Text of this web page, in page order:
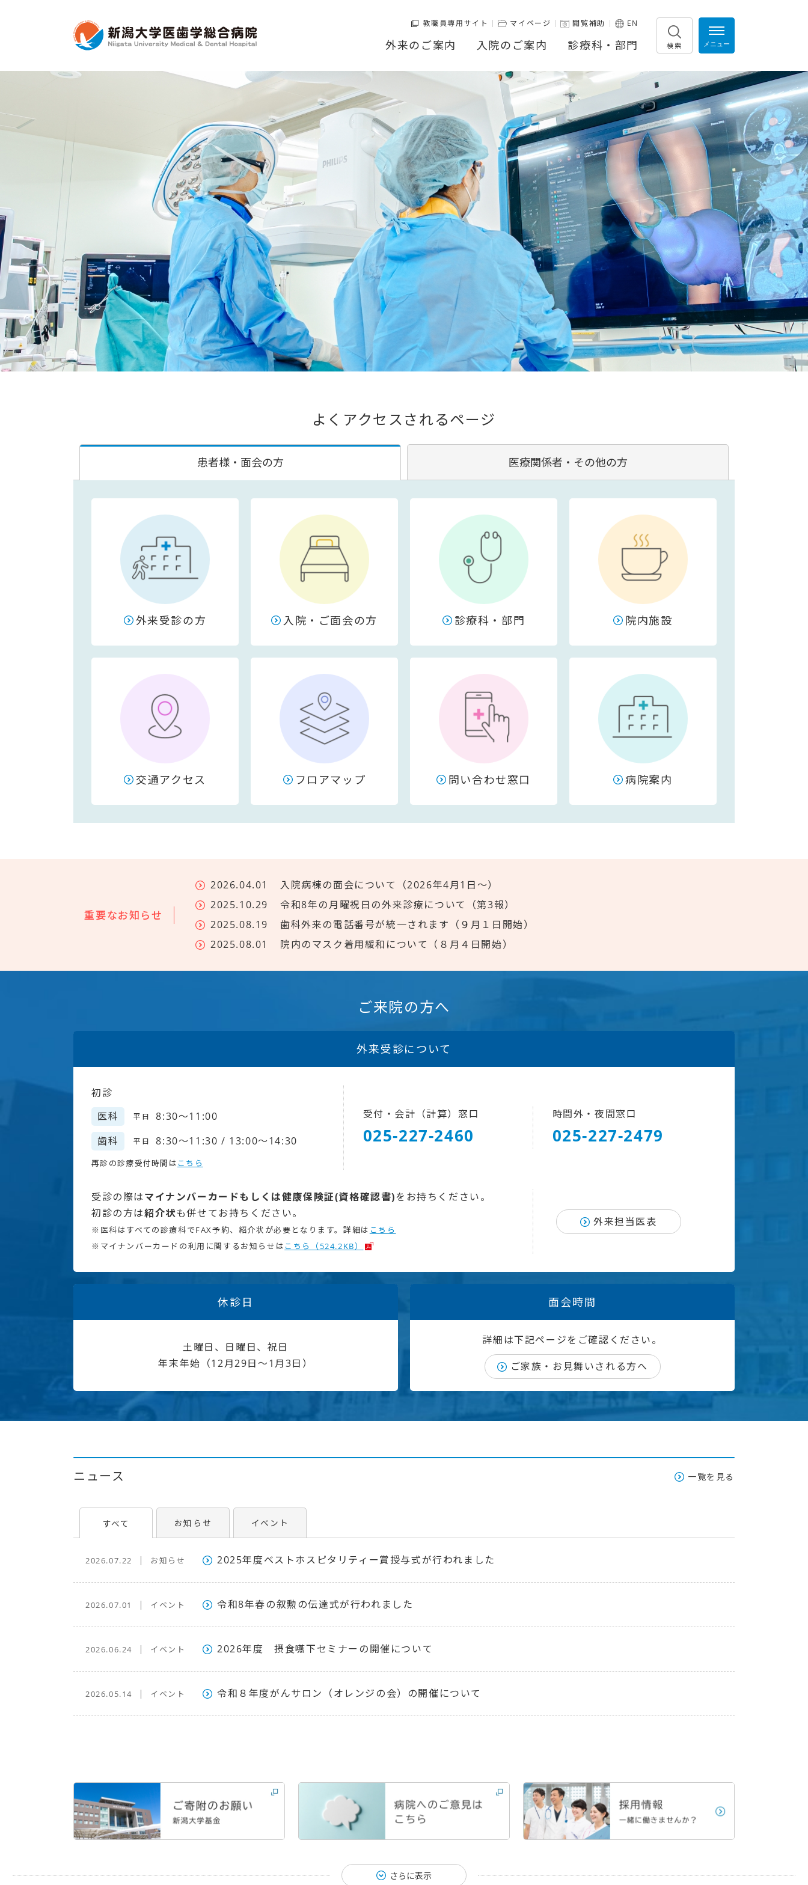
教職員専用サイト マイページ 閲覧補助 EN
外来のご案内 入院のご案内 診療科・部門 検索
よくアクセスされるページ
患者様・面会の方 医療関係者・ その他の方
外来受診の方 入院・ご面会の方 診療科・部門 院内施設
交通アクセス フロアマップ 問い合わせ窓口 病院案内
重要なお知らせ
2026.04.01
入院病棟の面会について（2026年4月1日～）
2025.10.29
令和8年の月曜祝日の外来診療について（第3報）
2025.08.19
歯科外来の電話番号が統一されます（９月１日開始）
2025.08.01
院内のマスク着用緩和について（８月４日開始）
ご来院の方へ
外来受診について
初診
医科
平日
8:30～11:00
歯科
平日 8:30～11:30 / 13:00～14:30
再診の診療受付時間は こちら
受付・会計（計算）窓口
025-227-2460
時間外・夜間窓口
025-227-2479
受診の際はマイナンバーカードもしくは健康保険証(資格確認書)をお持ちください。
初診の方は紹介状も併せてお持ちください。
※医科はすべての診療科でFAX予約、紹介状が必要となります。詳細は こちら
※マイナンバーカードの利用に関するお知らせは こちら（524.2KB）
外来担当医表
休診日
土曜日、日曜日、祝日
年末年始（12月29日～1月3日）
面会時間
詳細は下記ページをご確認ください。
ご家族・お見舞いされる方へ
ニュース 一覧を見る
すべて お知らせ イベント
2026.07.22 お知らせ 2025年度ベストホスピタリティー賞授与式が行われました
2026.07.01 イベント 令和8年春の叙勲の伝達式が行われました
2026.06.24 イベント 2026年度 摂食嚥下セミナーの開催について
2026.05.14 イベント 令和８年度がんサロン（オレンジの会）の開催について
さらに表示